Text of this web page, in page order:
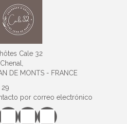
Cale 32
DE MONTS - FRANCE
por correo electrónico